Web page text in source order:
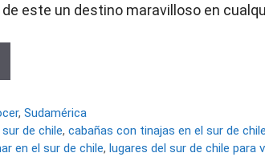
este un destino maravilloso en
,Sudamérica
de chile,cabañas con tinajas en el sur de
en el sur de chile, lugares del sur de chile para